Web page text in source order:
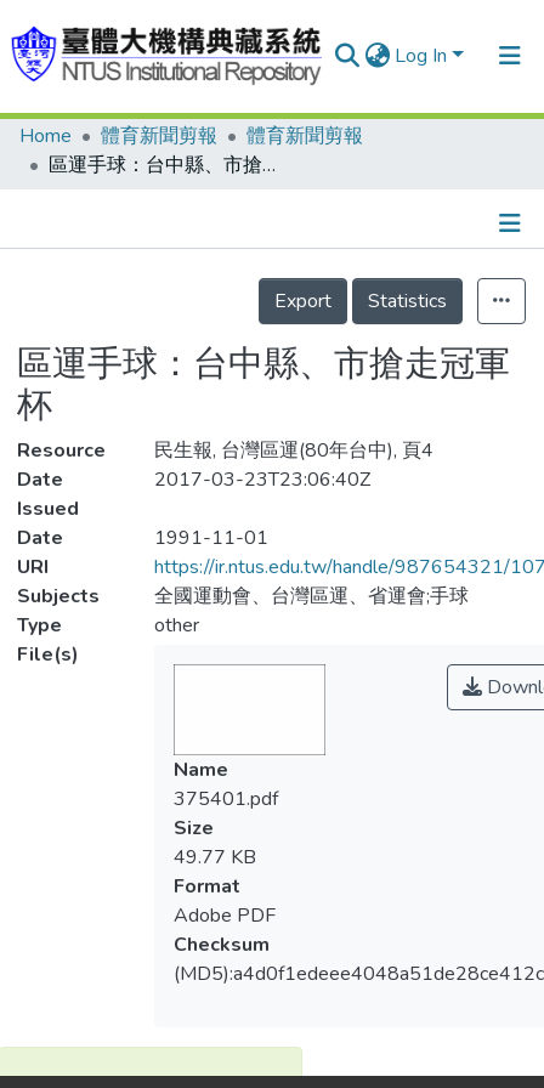
Log In
Communities & Collections
Statistics
Home 體育新聞剪報
體育新聞剪報
區運手球：台中縣、市搶走冠軍杯
Details
Export
Statistics
區運手球：台中縣、市搶走冠軍
杯
Resource
民生報, 台灣區運(80年台中), 頁4
Date
Issued
2017-03-23T23:06:40Z
Date
1991-11-01
URI
https://ir.ntus.edu.tw/handle/987654321/
Subjects
全國運動會、台灣區運、省運會;手球
Type
other
File(s)
Name
375401.pdf
Size
49.77 KB
Format
Adobe PDF
Checksum